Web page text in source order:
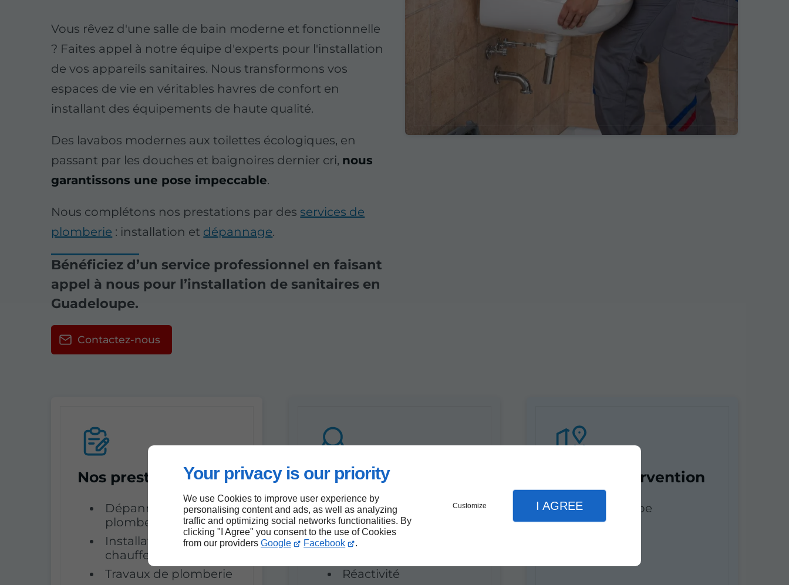
Your privacy is our priority
We use Cookies to improve user experience by
personalising content and ads, as well as analyzing
traffic and optimizing social networks functionalities. By
clicking "I Agree" you consent to the use of Cookies
from our providers Google Facebook .
Customize I AGREE
Vous rêvez d'une salle de bain moderne et fonctionnelle
? Faites appel à notre équipe d'experts pour l'installation
de vos appareils sanitaires. Nous transformons vos
espaces de vie en véritables havres de confort en
installant des équipements de haute qualité.
Des lavabos modernes aux toilettes écologiques, en
passant par les douches et baignoires dernier cri, nous
garantissons une pose impeccable.
Nous complétons nos prestations par desservices de
plomberie : installation et dépannage.
Bénéficiez d’un service professionnel en faisant
appel à nous pour l’installation de sanitaires en
Guadeloupe.
Contactez-nous
Nos prestations
Dépannage de
plomberie
Installation de
chauffe-eau solaire
Travaux de plomberie
Nos plus
Déplacement gratuit
pour les travaux de
chantiers
Réactivité
Zone d'intervention
Guadeloupe